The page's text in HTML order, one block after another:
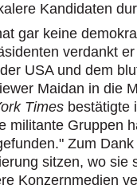
Kandidaten
gar keine
verdankt
USA und dem
Maidan in die
Times bestätigte
militante Gruppen
Zum
sitzen, wo sie
Konzernmedien